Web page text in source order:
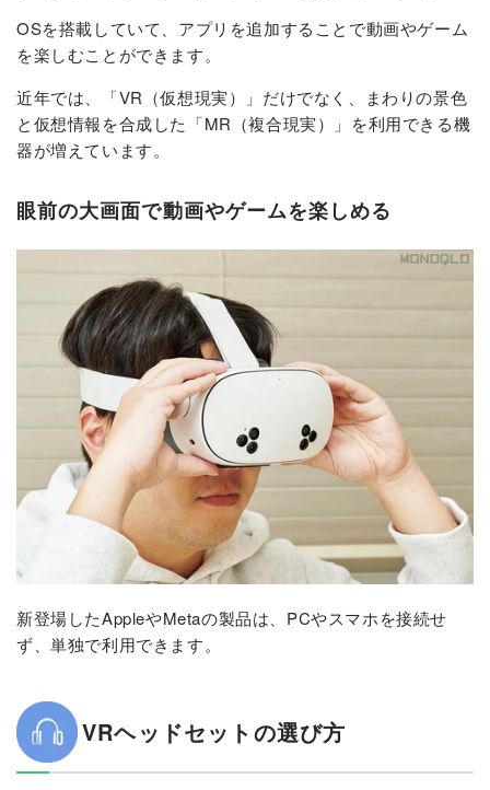
OSを搭載していて、アプリを追加することで動画やゲーム
を楽しむことができます。
近年では、「VR（仮想現実）」だけでなく、まわりの景色
と仮想情報を合成した「MR（複合現実）」を利用できる機
器が増えています。
眼前の大画面で動画やゲームを楽しめる
新登場したAppleやMetaの製品は、PCやスマホを接続せ
ず、単独で利用できます。
VRヘッドセットの選び方